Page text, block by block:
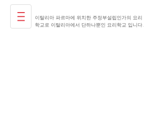
이탈리아 파르마에 위치한 주정부설립인가의 요리
학교로 이탈리아에서 단하나뿐인 요리학교 입니다.